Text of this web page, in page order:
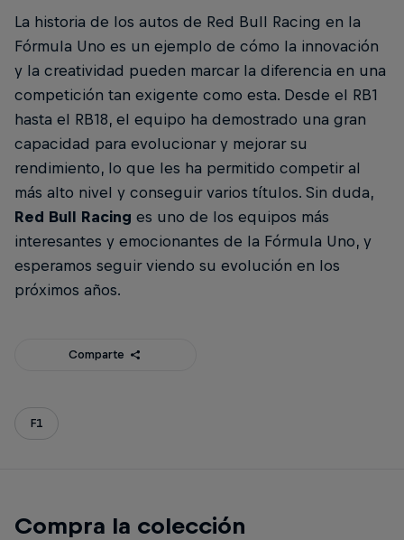
La historia de los autos de Red Bull Racing en la
Fórmula Uno es un ejemplo de cómo la innovación
y la creatividad pueden marcar la diferencia en una
competición tan exigente como esta. Desde el RB1
hasta el RB18, el equipo ha demostrado una gran
capacidad para evolucionar y mejorar su
rendimiento, lo que les ha permitido competir al
más alto nivel y conseguir varios títulos. Sin duda,
Red Bull Racing es uno de los equipos más
interesantes y emocionantes de la Fórmula Uno, y
esperamos seguir viendo su evolución en los
próximos años.
Comparte
F1
Compra la colección